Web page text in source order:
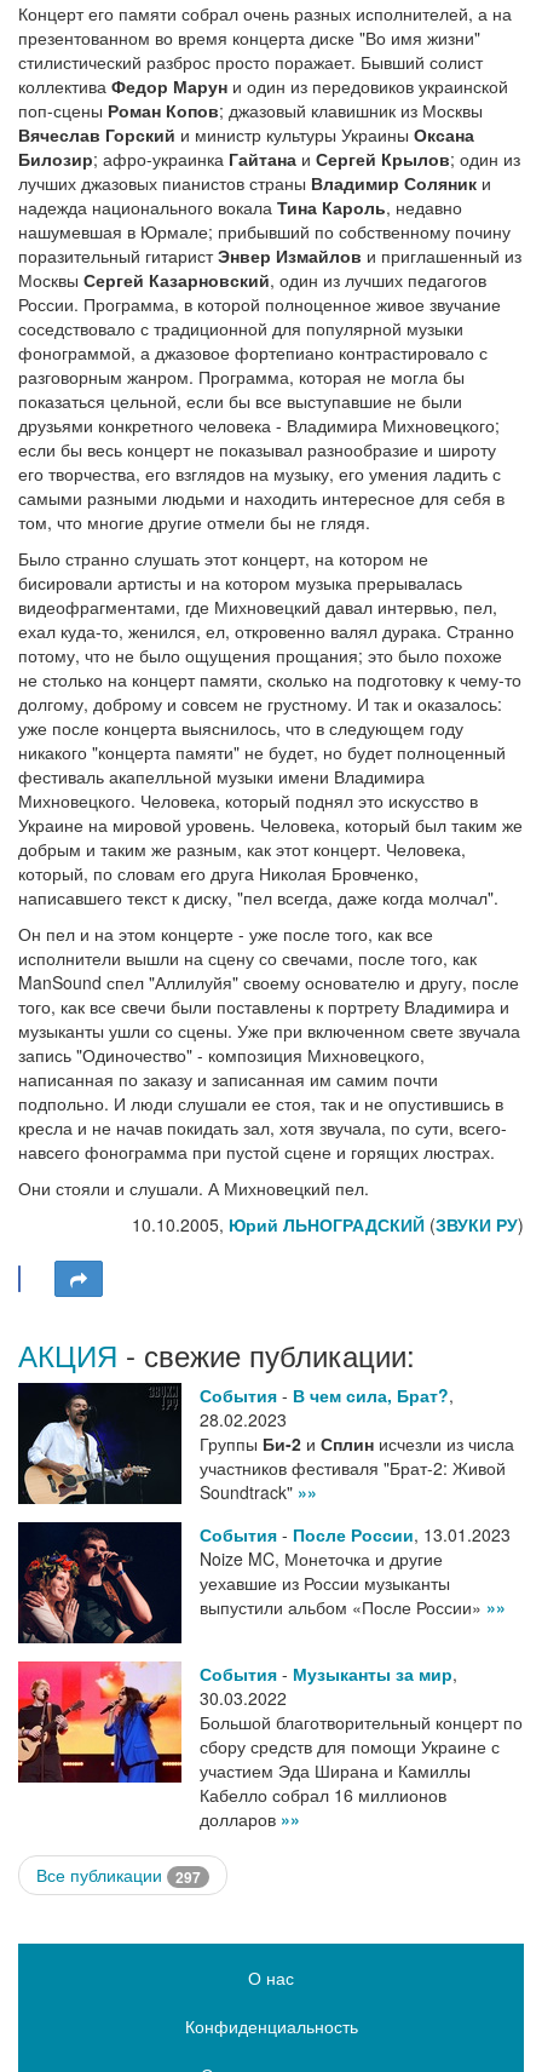
Концерт его памяти собрал очень разных исполнителей, а на
презентованном во время концерта диске "Во имя жизни"
стилистический разброс просто поражает. Бывший солист
коллектива Федор Марун и один из передовиков украинской
поп-сцены Роман Копов; джазовый клавишник из Москвы
Вячеслав Горский и министр культуры Украины Оксана
Билозир; афро-украинка Гайтана и Сергей Крылов; один из
лучших джазовых пианистов страны Владимир Соляник и
надежда национального вокала Тина Кароль, недавно
нашумевшая в Юрмале; прибывший по собственному почину
поразительный гитаристЭнвер Измайлов и приглашенный из
Москвы Сергей Казарновский, один из лучших педагогов
России. Программа, в которой полноценное живое звучание
соседствовало с традиционной для популярной музыки
фонограммой, а джазовое фортепиано контрастировало с
разговорным жанром. Программа, которая не могла бы
показаться цельной, если бы все выступавшие не были
друзьями конкретного человека - Владимира Михновецкого;
если бы весь концерт не показывал разнообразие и широту
его творчества, его взглядов на музыку, его умения ладить с
самыми разными людьми и находить интересное для себя в
том, что многие другие отмели бы не глядя.
Было странно слушать этот концерт, на котором не
бисировали артисты и на котором музыка прерывалась
видеофрагментами, где Михновецкий давал интервью, пел,
ехал куда-то, женился, ел, откровенно валял дурака. Странно
потому, что не было ощущения прощания; это было похоже
не столько на концерт памяти, сколько на подготовку к чему-то
долгому, доброму и совсем не грустному. И так и оказалось:
уже после концерта выяснилось, что в следующем году
никакого "концерта памяти" не будет, но будет полноценный
фестиваль акапелльной музыки имени Владимира
Михновецкого. Человека, который поднял это искусство в
Украине на мировой уровень. Человека, который был таким же
добрым и таким же разным, как этот концерт. Человека,
который, по словам его друга Николая Бровченко,
написавшего текст к диску, "пел всегда, даже когда молчал".
Он пел и на этом концерте - уже после того, как все
исполнители вышли на сцену со свечами, после того, как
ManSound спел "Аллилуйя" своему основателю и другу, после
того, как все свечи были поставлены к портрету Владимира и
музыканты ушли со сцены. Уже при включенном свете звучала
запись "Одиночество" - композиция Михновецкого,
написанная по заказу и записанная им самим почти
подпольно. И люди слушали ее стоя, так и не опустившись в
кресла и не начав покидать зал, хотя звучала, по сути, всего-
навсего фонограмма при пустой сцене и горящих люстрах.
Они стояли и слушали. А Михновецкий пел.
10.10.2005, Юрий ЛЬНОГРАДСКИЙ (ЗВУКИ РУ)
АКЦИЯ - свежие публикации:
События - В чем сила, Брат?,
28.02.2023
Группы Би-2 и Сплин исчезли из числа
участников фестиваля "Брат-2: Живой
Soundtrack" »»
События - После России, 13.01.2023
Noize MC, Монеточка и другие
уехавшие из России музыканты
выпустили альбом «После России» »»
События - Музыканты за мир,
30.03.2022
Большой благотворительный концерт по
сбору средств для помощи Украине с
участием Эда Ширана и Камиллы
Кабелло собрал 16 миллионов
долларов »»
Все публикации 297
О нас
Конфиденциальность